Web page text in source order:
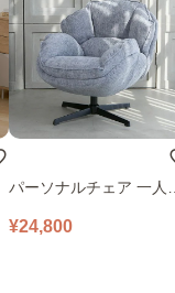
パーソナルチェア 一人掛
ブルーグレー
¥24,800